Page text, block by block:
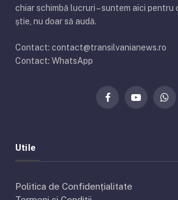
chiar schimbă lucruri – suntem aici pentru
știe, nu doar să audă.
Contact: contact@transilvanianews.ro
Contact: WhatsApp
FacebookYouTube
Utile
Politica de Confidențialitate